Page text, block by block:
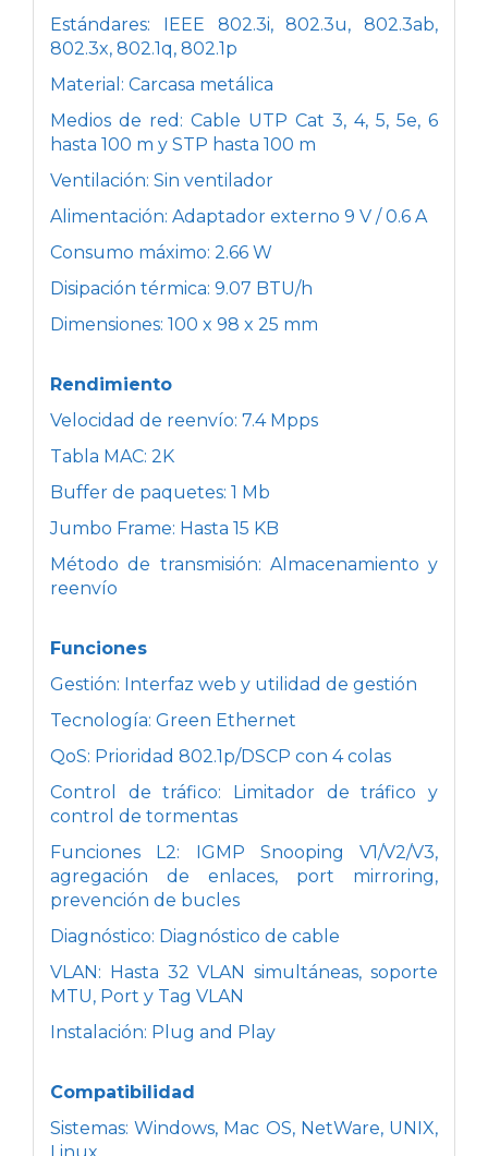
Estándares: IEEE 802.3i, 802.3u, 802.3ab,
802.3x, 802.1q, 802.1p
Material: Carcasa metálica
Medios de red: Cable UTP Cat 3, 4, 5, 5e, 6
hasta 100 m y STP hasta 100 m
Ventilación: Sin ventilador
Alimentación: Adaptador externo 9 V / 0.6 A
Consumo máximo: 2.66 W
Disipación térmica: 9.07 BTU/h
Dimensiones: 100 x 98 x 25 mm
Rendimiento
Velocidad de reenvío: 7.4 Mpps
Tabla MAC: 2K
Buffer de paquetes: 1 Mb
Jumbo Frame: Hasta 15 KB
Método de transmisión: Almacenamiento y
reenvío
Funciones
Gestión: Interfaz web y utilidad de gestión
Tecnología: Green Ethernet
QoS: Prioridad 802.1p/DSCP con 4 colas
Control de tráfico: Limitador de tráfico y
control de tormentas
Funciones L2: IGMP Snooping V1/V2/V3,
agregación de enlaces, port mirroring,
prevención de bucles
Diagnóstico: Diagnóstico de cable
VLAN: Hasta 32 VLAN simultáneas, soporte
MTU, Port y Tag VLAN
Instalación: Plug and Play
Compatibilidad
Sistemas: Windows, Mac OS, NetWare, UNIX,
Linux